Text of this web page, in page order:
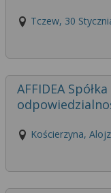
Tczew, 30
AFFIDEA
Kościerzyna,